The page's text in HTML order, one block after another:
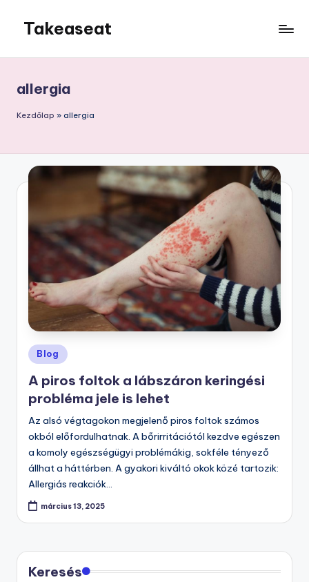
content
Takeaseat
allergia
Kezdőlap » allergia
Posted
in
Blog
A piros foltok a lábszáron keringési
probléma jele is lehet
Az alsó végtagokon megjelenő piros foltok számos
okból előfordulhatnak. A bőrirritációtól kezdve egészen
a komoly egészségügyi problémákig, sokféle tényező
állhat a háttérben. A gyakori kiváltó okok közé tartozik:
Allergiás reakciók…
március 13, 2025
Keresés